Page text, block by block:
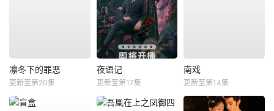
凛冬下的罪恶
更新至第20集
夜语记
更新至第17集
南戏
更新至第14集